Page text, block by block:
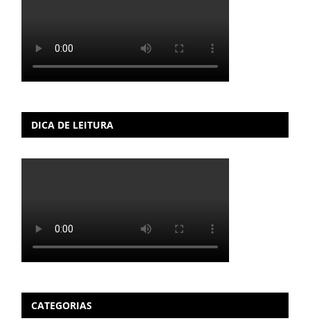
DICA DE LEITURA
CATEGORIAS